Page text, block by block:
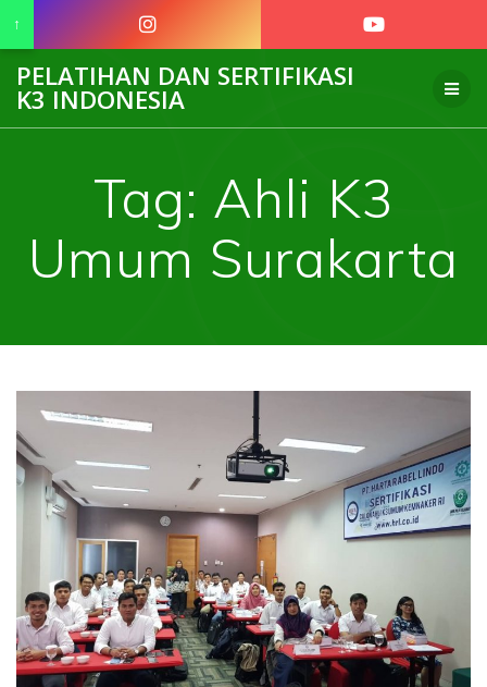
to
PELATIHAN DAN SERTIFIKASI
K3 INDONESIA
Tag: Ahli K3
Umum Surakarta
↑